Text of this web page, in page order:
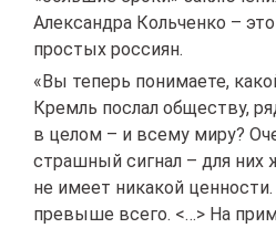
Александра Кольченко –
простых россиян.
«Вы теперь понимаете,
Кремль послал обществу,
в целом – и всему миру?
страшный сигнал – для них
не имеет никакой
превыше всего. <…> На